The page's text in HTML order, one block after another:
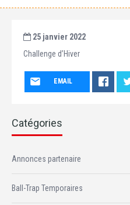
25 janvier 2022
Challenge d’Hiver
EMAIL
Catégories
Annonces partenaire
Ball-Trap Temporaires